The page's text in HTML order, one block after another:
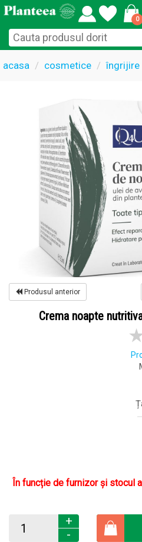
0
acasa cosmetice îngrijire
Produsul anterior
Crema noapte
În funcție de furnizor și stocul
+
-